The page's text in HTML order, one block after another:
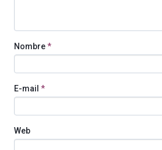
Nombre*
E-mail *
Web